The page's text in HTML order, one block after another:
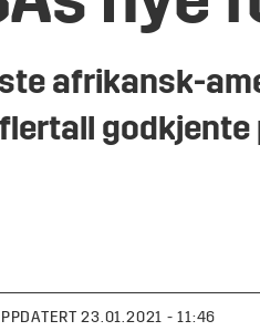
afrikansk-
godkjente
23.01.2021 - 11:46